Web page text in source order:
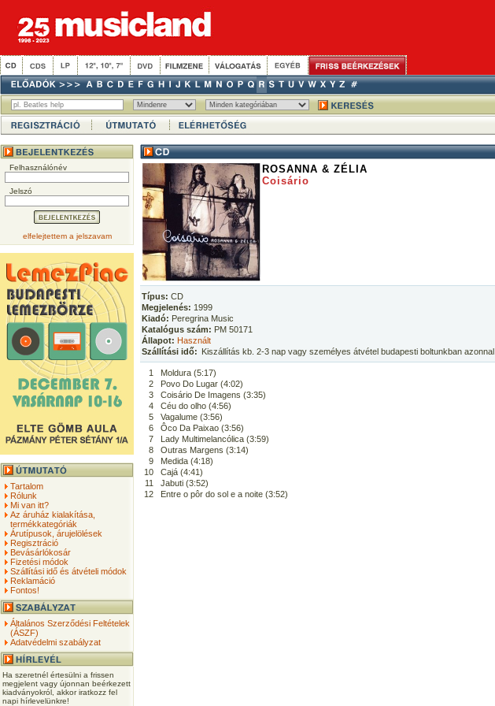
Felhasználónév
Jelszó
elfelejtettem a jelszavam
Tartalom
Rólunk
Mi van itt?
Az áruház kialakítása,
termékkategóriák
Árutípusok, árujelölések
Regisztráció
Bevásárlókosár
Fizetési módok
Szállítási idő és átvételi módok
Reklamáció
Fontos!
Általános Szerződési Feltételek
(ÁSZF)
Adatvédelmi szabályzat
Ha szeretnél értesülni a frissen
megjelent vagy újonnan beérkezett
kiadványokról, akkor iratkozz fel
napi hírlevelünkre!
ROSANNA & ZÉLIA
Coisário
Típus: CD
Megjelenés: 1999
Kiadó: Peregrina Music
Katalógus szám: PM 50171
Állapot: Használt
Szállítási idő: Kiszállítás kb. 2-3 nap vagy személyes átvétel budapesti boltunkban azonnal
1
Moldura (5:17)
2
Povo Do Lugar (4:02)
3
Coisário De Imagens (3:35)
4
Céu do olho (4:56)
5
Vagalume (3:56)
6
Ôco Da Paixao (3:56)
7
Lady Multimelancólica (3:59)
8
Outras Margens (3:14)
9
Medida (4:18)
10
Cajá (4:41)
11
Jabuti (3:52)
12
Entre o pôr do sol e a noite (3:52)